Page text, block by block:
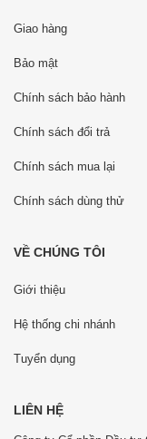
Giao hàng
Bảo mật
Chính sách bảo hành
Chính sách đổi trả
Chính sách mua lại
Chính sách dùng thử
VỀ CHÚNG TÔI
Giới thiệu
Hệ thống chi nhánh
Tuyển dụng
LIÊN HỆ